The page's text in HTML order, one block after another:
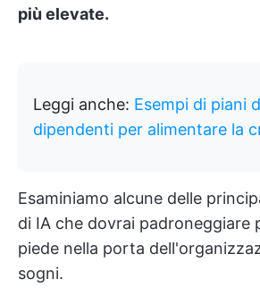
più elevate.
Leggi anche: Esempi di piani
dipendenti per alimentare la
Esaminiamo alcune delle
di IA che dovrai padroneggiare
piede nella porta
sogni.